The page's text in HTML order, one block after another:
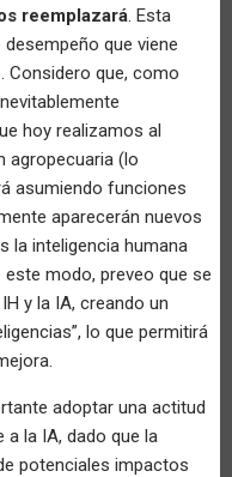
reemplazará . Esta
que viene
Considero que, como
hoy realizamos al
agropecuaria (lo
asumiendo funciones
aparecerán nuevos
la inteligencia humana
este modo, preveo que se
y la IA, creando un
lo que permitirá
adoptar una actitud
la IA, dado que la
potenciales impactos